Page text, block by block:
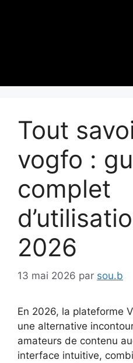
Tout
vogfo :
complet
2026
13 mai 2026 par sou.b
En 2026, la plateforme
une alternative
amateurs de contenu
interface intuitive,